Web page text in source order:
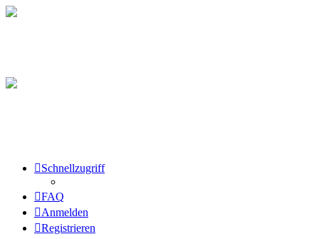
Schnellzugriff
FAQ
Anmelden
Registrieren